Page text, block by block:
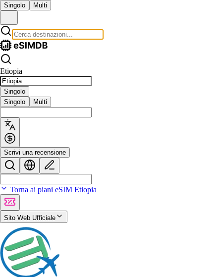
Singolo Multi
Etiopia
Singolo
Singolo
Multi
Scrivi una recensione
Torna ai piani eSIM Etiopia
Sito Web Ufficiale